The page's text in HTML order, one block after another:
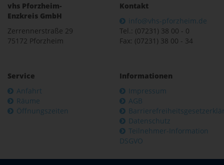
vhs Pforzheim-
Enzkreis GmbH
Zerrennerstraße 29
75172 Pforzheim
Kontakt
info@vhs-pforzheim.de
Tel.: (07231) 38 00 - 0
Fax: (07231) 38 00 - 34
Service
Anfahrt
Räume
Öffnungszeiten
Informationen
Impressum
AGB
Datenschutz
Teilnehmer-Information
DSGVO